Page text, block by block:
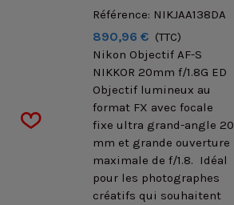
Référence: NIKJAA138DA
890,96 € (TTC)
Nikon Objectif AF-S
NIKKOR 20mm f/1.8G ED
Objectif lumineux au
format FX avec focale
fixe ultra grand-angle 20
mm et grande ouverture
maximale de f/1.8. Idéal
pour les photographes
créatifs qui souhaitent